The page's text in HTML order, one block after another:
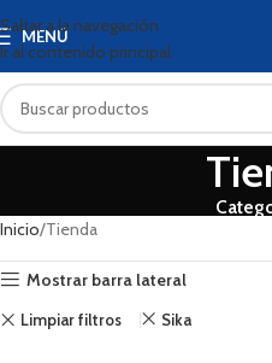
Saltar a la navegación
Ir al contenido principal
MENÚ
Inicio Tienda
Mostrar barra lateral
Limpiar filtros Sika